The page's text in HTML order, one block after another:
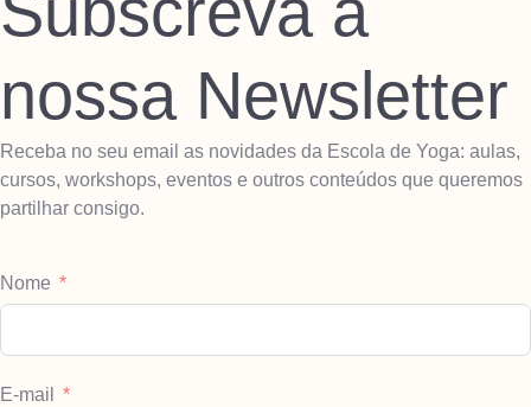
nossa Newsletter
Receba no seu email as novidades da Escola de Yoga: aulas,
cursos, workshops, eventos e outros conteúdos que queremos
partilhar consigo.
Nome
E-mail